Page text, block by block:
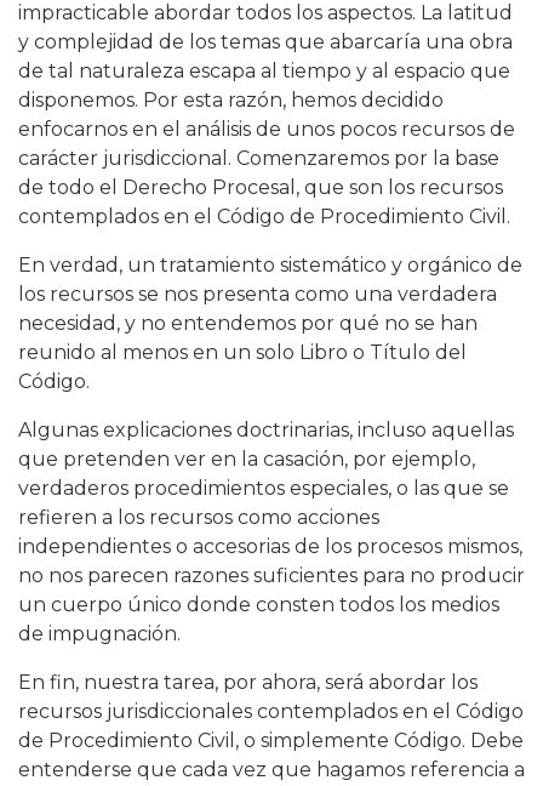
impracticable abordar todos los aspectos. La latitud
y complejidad de los temas que abarcaría una obra
de tal naturaleza escapa al tiempo y al espacio que
disponemos. Por esta razón, hemos decidido
enfocarnos en el análisis de unos pocos recursos de
carácter jurisdiccional. Comenzaremos por la base
de todo el Derecho Procesal, que son los recursos
contemplados en el Código de Procedimiento Civil.
En verdad, un tratamiento sistemático y orgánico de
los recursos se nos presenta como una verdadera
necesidad, y no entendemos por qué no se han
reunido al menos en un solo Libro o Título del
Código.
Algunas explicaciones doctrinarias, incluso aquellas
que pretenden ver en la casación, por ejemplo,
verdaderos procedimientos especiales, o las que se
refieren a los recursos como acciones
independientes o accesorias de los procesos mismos,
no nos parecen razones suficientes para no producir
un cuerpo único donde consten todos los medios
de impugnación.
En fin, nuestra tarea, por ahora, será abordar los
recursos jurisdiccionales contemplados en el Código
de Procedimiento Civil, o simplemente Código. Debe
entenderse que cada vez que hagamos referencia a